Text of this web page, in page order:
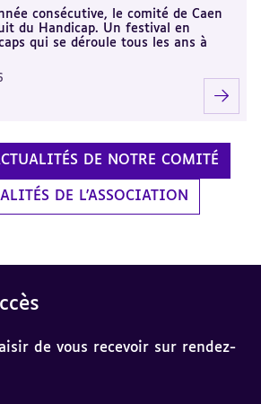
consécutive, le comité de Caen
du Handicap. Un festival en
qui se déroule tous les ans à
DE NOTRE COMITÉ
DE L'ASSOCIATION
de vous recevoir sur rendez-